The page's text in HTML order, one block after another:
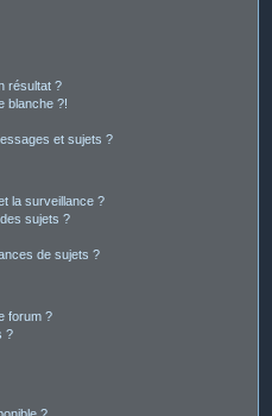
résultat ?
blanche ?!
et sujets ?
la surveillance ?
sujets ?
de sujets ?
forum ?
?